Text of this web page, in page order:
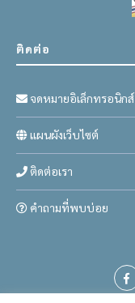
ติดต่อ
จดหมายอิเล็กทรอนิกส์
แผนผังเว็บไซต์
ติดต่อเรา
คำถามที่พบบ่อย